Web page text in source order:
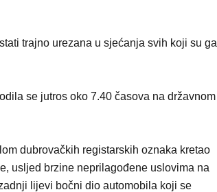
trajno urezana u sjećanja svih koji su ga
se jutros oko 7.40 časova na državnom
dubrovačkih registarskih oznaka kretao
usljed brzine neprilagođene uslovima na
lijevi bočni dio automobila koji se